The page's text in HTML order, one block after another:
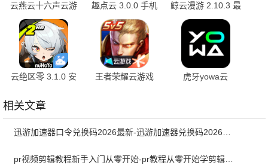
云燕云十六声云游
戏 1.2.6 手机版
趣点云 3.0.0 手机
版
鲸云漫游 2.10.3 最
新版
云绝区零 3.1.0 安
王者荣耀云游戏
虎牙yowa云
相关文章
pr视频剪辑教程新手入门从零开始-pr教程从零开始学剪辑全集免费